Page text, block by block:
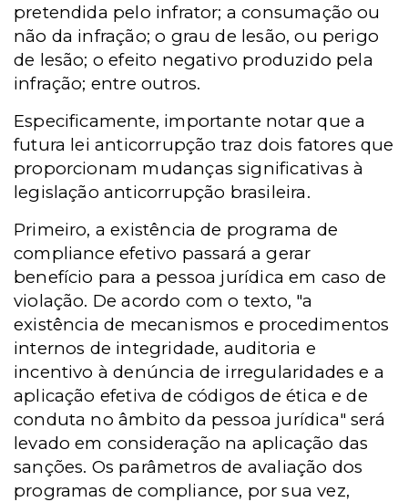
pretendida pelo infrator; a consumação ou
não da infração; o grau de lesão, ou perigo
de lesão; o efeito negativo produzido pela
infração; entre outros.
Especificamente, importante notar que a
futura lei anticorrupção traz dois fatores que
proporcionam mudanças significativas à
legislação anticorrupção brasileira.
Primeiro, a existência de programa de
compliance efetivo passará a gerar
benefício para a pessoa jurídica em caso de
violação. De acordo com o texto, "a
existência de mecanismos e procedimentos
internos de integridade, auditoria e
incentivo à denúncia de irregularidades e a
aplicação efetiva de códigos de ética e de
conduta no âmbito da pessoa jurídica" será
levado em consideração na aplicação das
sanções. Os parâmetros de avaliação dos
programas de compliance, por sua vez,